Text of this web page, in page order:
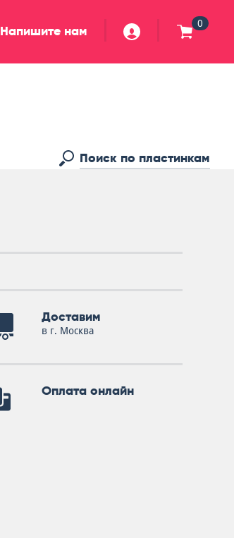
Напишите нам 0
Доставим
в г. Москва
Оплата онлайн